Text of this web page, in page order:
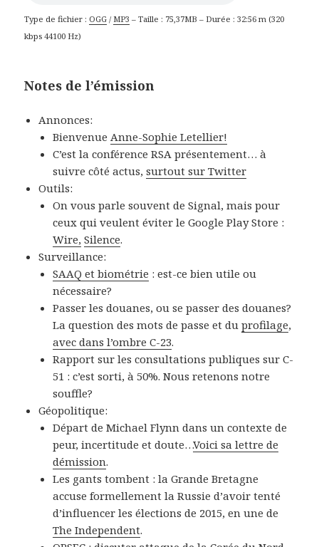
Type de fichier : OGG / MP3 – Taille : 75,37MB – Durée : 32:56 m (320
kbps 44100 Hz)
Notes de l’émission
Annonces:
Bienvenue Anne-Sophie Letellier!
C’est la conférence RSA présentement… à
suivre côté actus,surtout sur Twitter
Outils:
On vous parle souvent de Signal, mais pour
ceux qui veulent éviter le Google Play Store :
Wire, Silence.
Surveillance:
SAAQ et biométrie : est-ce bien utile ou
nécessaire?
Passer les douanes, ou se passer des douanes?
La question des mots de passe et duprofilage,
avec dans l’ombre C-23.
Rapport sur les consultations publiques sur C-
51 : c’est sorti, à 50%. Nous retenons notre
souffle?
Géopolitique:
Départ de Michael Flynn dans un contexte de
peur, incertitude et doute…Voici sa lettre de
démission.
Les gants tombent : la Grande Bretagne
accuse formellement la Russie d’avoir tenté
d’influencer les élections de 2015, en une de
The Independent.